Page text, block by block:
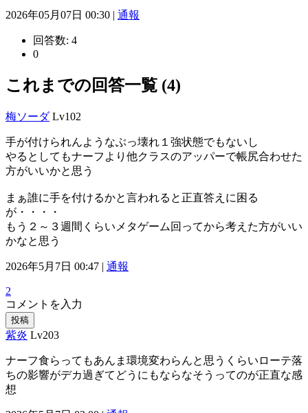
2026年05月07日 00:30 | 通報
回答数: 4
0
これまでの回答一覧 (4)
梅ソーダ Lv102
手が付けられんようなぶっ壊れ１強状態でもないし
やるとしてもナーフより他クラスのアッパーで帳尻合わせた
方がいいかと思う
まぁ誰に手を付けるかと言われると正直答えに困る
が・・・・
もう２～３週間くらいメタゲーム回ってから考えた方がいい
かなと思う
2026年5月7日 00:47 | 通報
2
コメントを入力
投稿
紫炎 Lv203
ナーフ食らってもあんま環境変わらんと思うくらいローテ落
ちの影響がデカ過ぎてどうにもならなそうってのが正直な感
想